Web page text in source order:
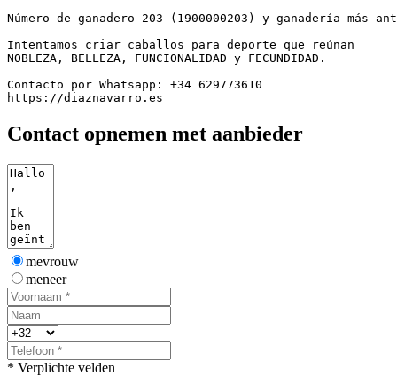
Número de ganadero 203 (1900000203) y ganadería más
Intentamos criar caballos para deporte que reúnan
NOBLEZA, BELLEZA, FUNCIONALIDAD y FECUNDIDAD.
Contacto por Whatsapp: +34 629773610
https://diaznavarro.es
Contact opnemen met aanbieder
mevrouw
meneer
* Verplichte velden